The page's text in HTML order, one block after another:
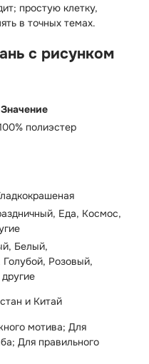
простую клетку,
в точных темах.
с рисунком
Значение
полиэстер
Еда, Космос,
Белый,
Розовый,
и Китай
мотива; Для
Для правильного